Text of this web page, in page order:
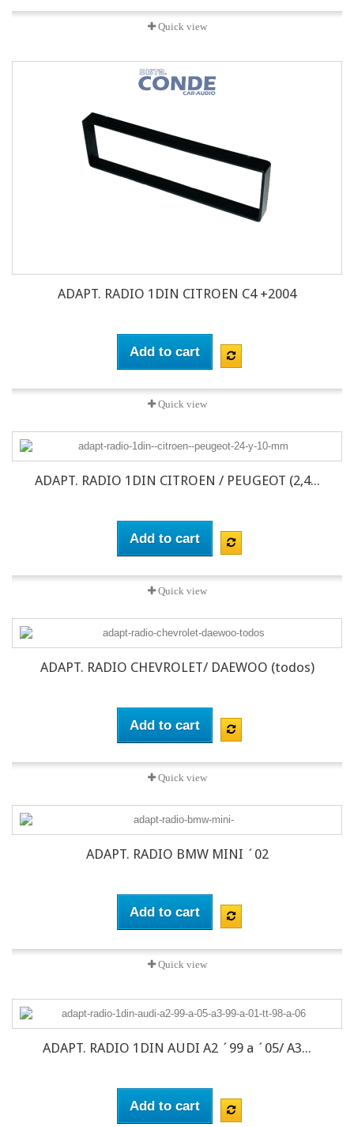
Quick view
ADAPT. RADIO 1DIN CITROEN C4 +2004
Add to cart
Quick view
ADAPT. RADIO 1DIN CITROEN / PEUGEOT (2,4...
Add to cart
Quick view
ADAPT. RADIO CHEVROLET/ DAEWOO (todos)
Add to cart
Quick view
ADAPT. RADIO BMW MINI ´02
Add to cart
Quick view
ADAPT. RADIO 1DIN AUDI A2 ´99 a ´05/ A3...
Add to cart